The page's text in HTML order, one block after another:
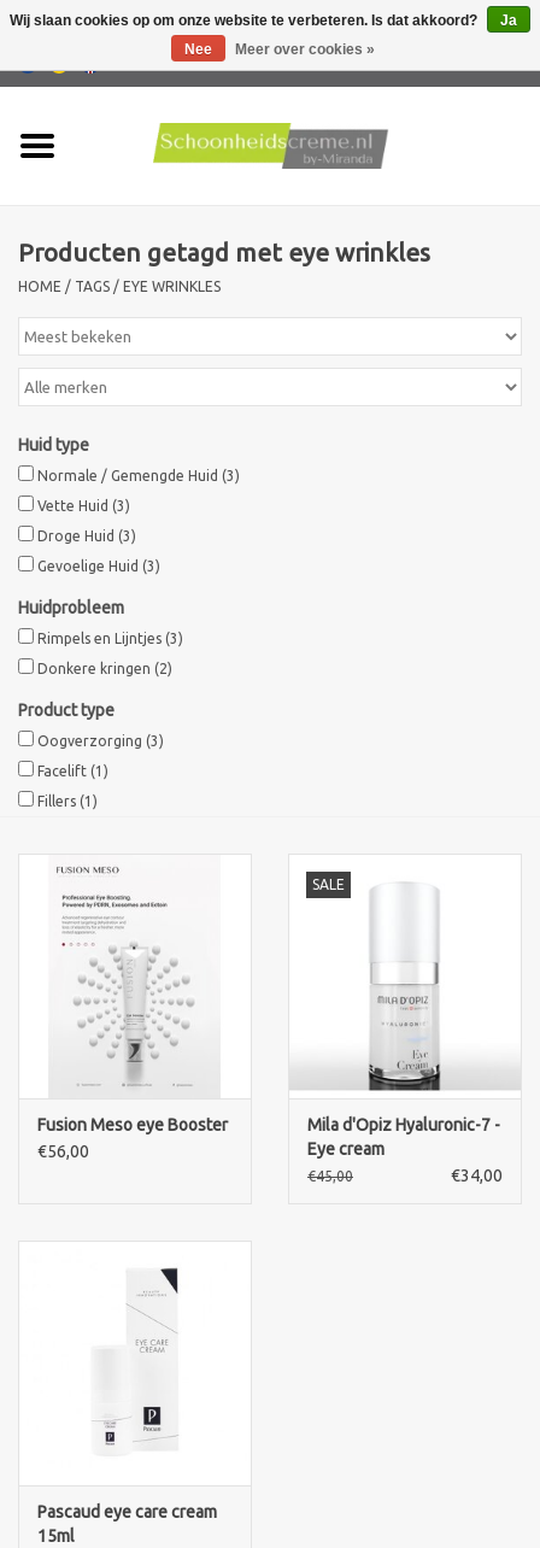
Producten
Huidproblemen
Mannen verzorging
Acties
Nieuw !!
Mila d'Opiz
Bernard cassiere
Pascaud
Fusion Meso
PCA SKINCARE
Ekseption Skincare
Merken
Producten getagd met eye wrinkles
HOME / TAGS / EYE WRINKLES
Huid type
Normale / Gemengde Huid (3)
Vette Huid (3)
Droge Huid (3)
Gevoelige Huid (3)
Huidprobleem
Rimpels en Lijntjes (3)
Donkere kringen (2)
Product type
Oogverzorging (3)
Facelift (1)
Fillers (1)
Fusion Meso eye Booster
€56,00
SALE
Mila d'Opiz Hyaluronic-7 -
Eye cream
€45,00 €34,00
Pascaud eye care cream
15ml
Wij slaan cookies op om onze website te verbeteren. Is dat akkoord?
Ja
Nee
Meer over cookies »